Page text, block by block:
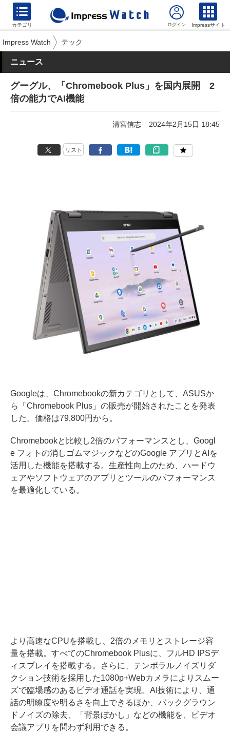
カテゴリ Impressサイト
Impress Watch テック
ニュース
グーグル、「Chromebook Plus」を国内展開 2
倍の能力でAI機能
清宮信志 2024年2月15日 18:45
リスト
Googleは、Chromebookの新カテゴリとして、ASUSか
ら「Chromebook Plus」の販売が開始されたことを発表
した。価格は79,800円から。
Chromebookと比較し2倍のパフォーマンスとし、Googl
e フォトの消しゴムマジックなどのGoogle アプリとAIを
活用した機能を搭載する。生産性向上のため、ハードウ
ェアやソフトウェアのアプリとツールのパフォーマンス
を最適化している。
より高速なCPUを搭載し、2倍のメモリとストレージ容
量を搭載。すべてのChromebook Plusに、フルHD IPSデ
ィスプレイを搭載する。さらに、テンポラルノイズリダ
クション技術を採用した1080p+Webカメラによりスムー
ズで臨場感のあるビデオ通話を実現。AI技術により、通
話の明瞭度や明るさを向上できるほか、バックグラウン
ドノイズの除去、「背景ぼかし」などの機能を、ビデオ
会議アプリを問わず利用できる。